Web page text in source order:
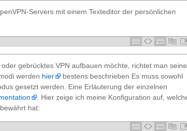
Servers mit einem Texteditor der persönlichen
gebrücktes VPN aufbauen möchte, richtet man seine
werden hier
bestens beschrieben Es muss sowohl
gesetzt werden. Eine Erläuterung der einzelnen
. Hier zeige ich meine Konfiguration auf,
hat: